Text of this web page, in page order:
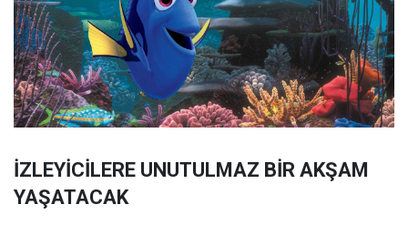
İZLEYİCİLERE UNUTULMAZ BİR AKŞAM
YAŞATACAK